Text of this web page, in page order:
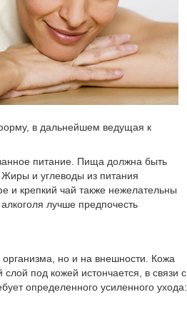
в дальнейшем ведущая к
питание. Пища должна быть
и углеводы из питания
и крепкий чай также нежелательны
лучше предпочесть
но и на внешности. Кожа
под кожей истончается, в связи с
определенного усиленного ухода: